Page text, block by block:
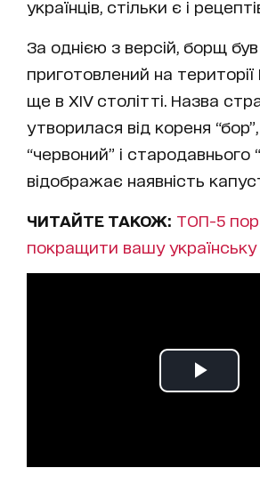
українців, стільки є і
За однією з версій, борщ
приготовлений на території
ще в XIV столітті. Назва
утворилася від кореня
“червоний” і стародавнього
відображає наявність
ЧИТАЙТЕ ТАКОЖ: ТОП-5
покращити вашу